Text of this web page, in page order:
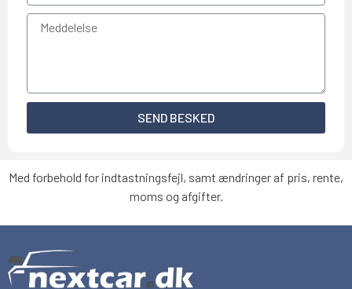
SEND BESKED
Med forbehold for indtastningsfejl, samt ændringer af pris, rente,
moms og afgifter.